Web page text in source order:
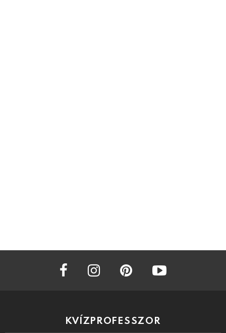
facebook instagram
KVÍZPROFESSZOR